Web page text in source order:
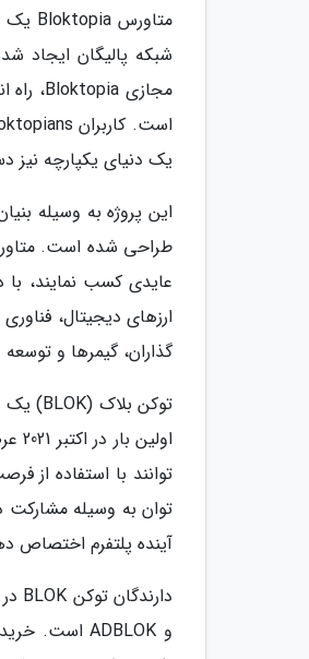
شبکه پالیگان ایجاد
یک دنیای یکپارچه نیز
ارزهای دیجیتال،
گذاران، گیمرها و
توان به وسیله مشارکت
آینده پلتفرم اختصاص